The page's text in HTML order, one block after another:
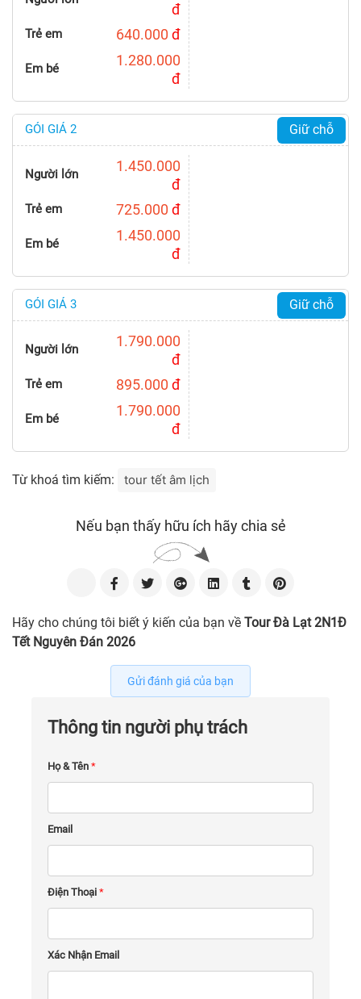
đ
Trẻ em 640.000 đ
Em bé
1.280.000
đ
GÓI GIÁ 2
Người lớn
1.450.000
đ
Trẻ em 725.000 đ
Em bé
1.450.000
đ
Giữ chỗ
GÓI GIÁ 3
Người lớn
1.790.000
đ
Trẻ em 895.000 đ
Em bé
1.790.000
đ
Giữ chỗ
Từ khoá tìm kiếm: tour tết âm lịch
Nếu bạn thấy hữu ích hãy chia sẻ
Hãy cho chúng tôi biết ý kiến của bạn về Tour Đà Lạt 2N1Đ
Tết Nguyên Đán 2026
Gửi đánh giá của bạn
Thông tin người phụ trách
Họ & Tên *
Email
Điện Thoại *
Xác Nhận Email